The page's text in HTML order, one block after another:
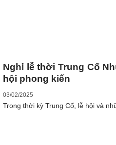
Nghỉ lễ thời Trung Cổ
hội phong kiến
03/02/2025
Trong thời kỳ Trung Cổ, lễ hội và